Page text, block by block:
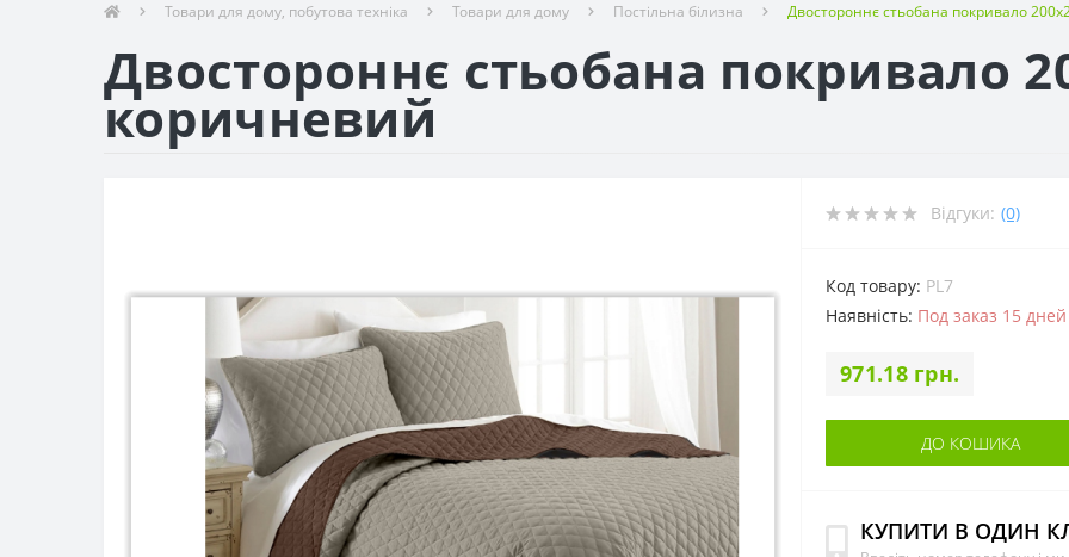
Товари для дому, побутова техніка Товари для дому Постільна білизна Двостороннє стьобана покривало
Двостороннє стьобана покривало
коричневий
Відгуки: (0)
Код товару: PL7
Наявність: Под заказ 15 дней
971.18 грн.
ДО КОШИКА
КУПИТИ В ОДИН